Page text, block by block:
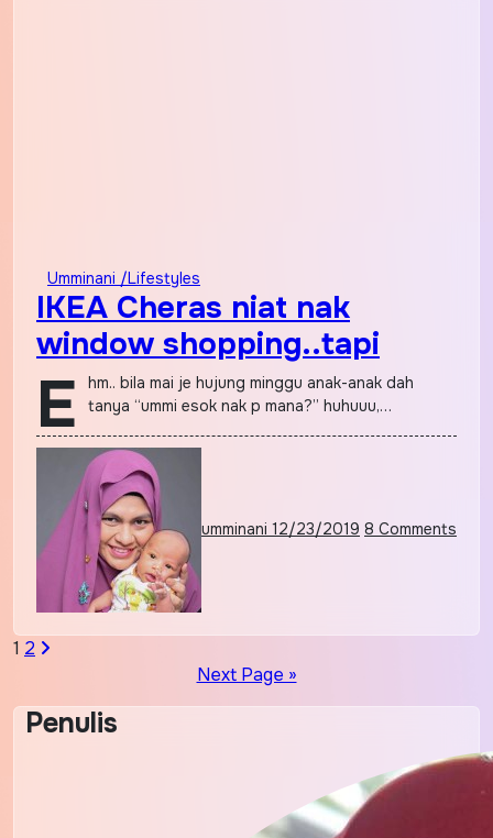
Umminani /Lifestyles
IKEA Cheras niat nak
window shopping..tapi
E
hm.. bila mai je hujung minggu anak-anak dah
tanya “ummi esok nak p mana?” huhuuu,…
umminani 12/23/2019 8 Comments
Posts
1 2
Next Page »
Penulis